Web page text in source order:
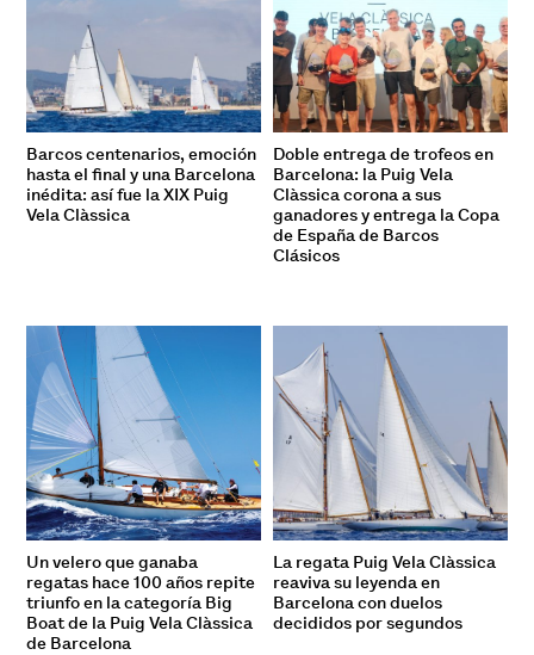
Barcos centenarios, emoción
hasta el final y una Barcelona
inédita: así fue la XIX Puig
Vela Clàssica
Doble entrega de trofeos en
Barcelona: la Puig Vela
Clàssica corona a sus
ganadores y entrega la Copa
de España de Barcos
Clásicos
Un velero que ganaba
regatas hace 100 años repite
triunfo en la categoría Big
Boat de la Puig Vela Clàssica
de Barcelona
La regata Puig Vela Clàssica
reaviva su leyenda en
Barcelona con duelos
decididos por segundos